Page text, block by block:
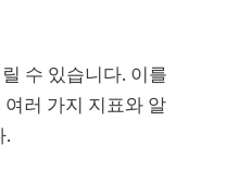
수 있습니다. 이를
러 가지 지표와 알
.